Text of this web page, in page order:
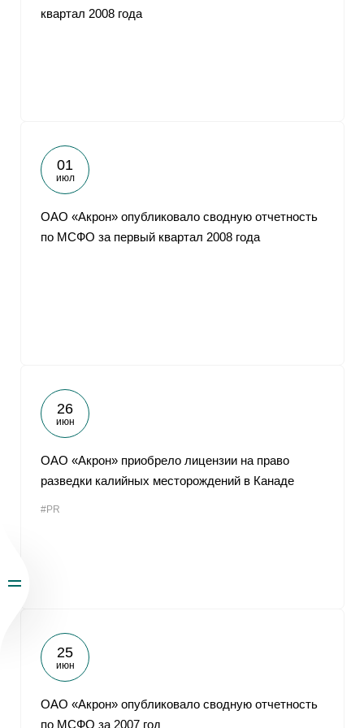
квартал 2008 года
01
июл
ОАО «Акрон» опубликовало сводную отчетность
по МСФО за первый квартал 2008 года
26
июн
ОАО «Акрон» приобрело лицензии на право
разведки калийных месторождений в Канаде
#PR
25
июн
ОАО «Акрон» опубликовало сводную отчетность
по МСФО за 2007 год